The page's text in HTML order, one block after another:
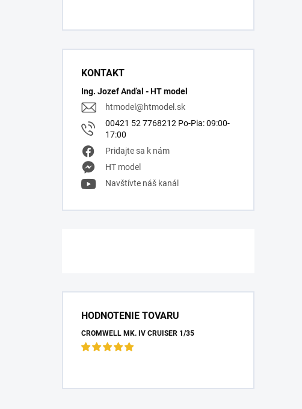
KONTAKT
Ing. Jozef Anďal - HT model
htmodel@htmodel.sk
00421 52 7768212 Po-Pia: 09:00-
17:00
Pridajte sa k nám
HT model
Navštívte náš kanál
HODNOTENIE TOVARU
CROMWELL MK. IV CRUISER 1/35